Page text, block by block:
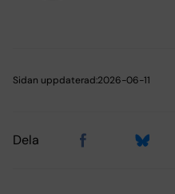
Sidan uppdaterad:2026-06-11
Dela